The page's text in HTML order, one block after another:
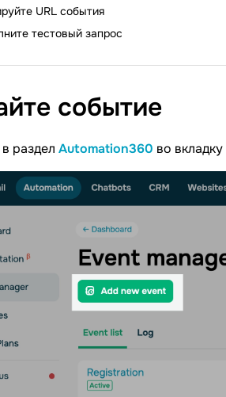
URL события
тестовый запрос
событие
раздел Automation360 во вкладку